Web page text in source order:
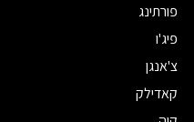
פורתינג
פיג'ו
צ'אנגן
קאדילק